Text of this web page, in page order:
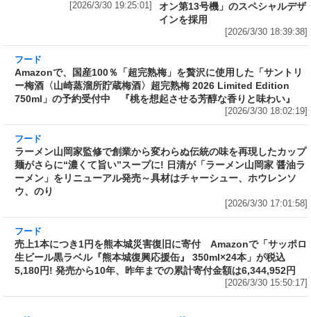
[2026/3/30 19:25:01]
オン第13号機」のスペシャルデザ
インを採用
[2026/3/30 18:39:38]
Amazonで、国産100％「超完熟梅」を贅沢に使
用した「サントリー梅酒〈山崎蒸溜所貯蔵梅
酒〉超完熟梅 2026 Limited Edition 750ml」の
予約受付中 『桃を想起させる芳醇な香りと味
わい』
フード
ラーメン山岡家監修で創業から変わらぬ伝統の
ープに! 日清が「ラーメン山岡家 醤油ラーメ
ン」をリニューアル発売～具材はチャーシュ
[2026/3/30 17:01:58]
フード
売上1本につき1円を熊本城災害復旧に寄付
Amazonで「サッポロ生ビール黒ラベル『熊本